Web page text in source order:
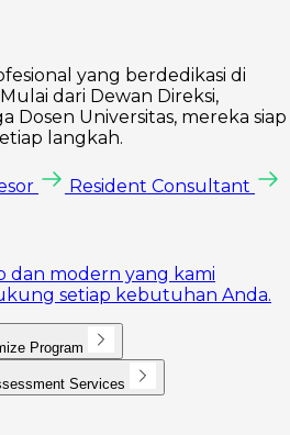
yang berdedikasi di
dari Dewan Direksi,
Dosen Universitas, mereka siap
langkah.
Resident Consultant
dan modern yang kami
setiap kebutuhan Anda.
Program
Services